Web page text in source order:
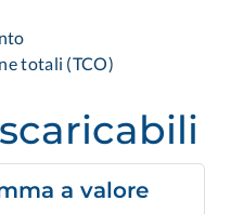
totali (TCO)
a valore